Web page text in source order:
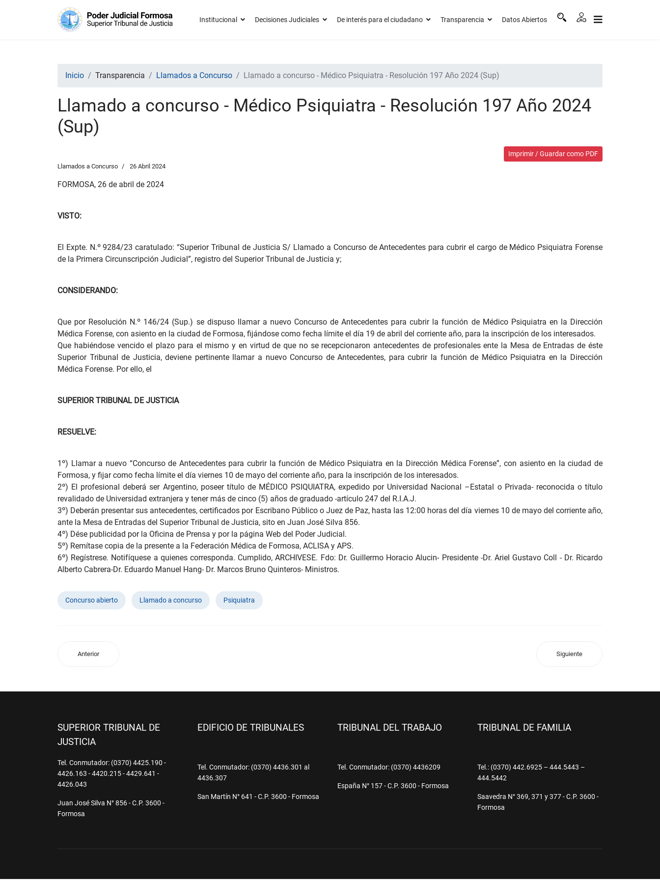
Institucional Decisiones Judiciales De interés para el ciudadano Transparencia Datos Abiertos
Inicio Transparencia Llamados a Concurso Llamado a concurso - Médico Psiquiatra - Resolución 197 Año 2024 (Sup)
Llamado a concurso - Médico Psiquiatra - Resolución 197 Año 2024
(Sup)
Imprimir / Guardar como PDF
Llamados a Concurso 26 Abril 2024
FORMOSA, 26 de abril de 2024
VISTO:
El Expte. N.º 9284/23 caratulado: “Superior Tribunal de Justicia S/ Llamado a Concurso de Antecedentes para cubrir el cargo de Médico Psiquiatra Forense
de la Primera Circunscripción Judicial”, registro del Superior Tribunal de Justicia y;
CONSIDERANDO:
Que por Resolución N.º 146/24 (Sup.) se dispuso llamar a nuevo Concurso de Antecedentes para cubrir la función de Médico Psiquiatra en la Dirección
Médica Forense, con asiento en la ciudad de Formosa, fijándose como fecha límite el día 19 de abril del corriente año, para la inscripción de los interesados.
Que habiéndose vencido el plazo para el mismo y en virtud de que no se recepcionaron antecedentes de profesionales ente la Mesa de Entradas de éste
Superior Tribunal de Justicia, deviene pertinente llamar a nuevo Concurso de Antecedentes, para cubrir la función de Médico Psiquiatra en la Dirección
Médica Forense. Por ello, el
SUPERIOR TRIBUNAL DE JUSTICIA
RESUELVE:
1º) Llamar a nuevo “Concurso de Antecedentes para cubrir la función de Médico Psiquiatra en la Dirección Médica Forense”, con asiento en la ciudad de
Formosa, y fijar como fecha límite el día viernes 10 de mayo del corriente año, para la inscripción de los interesados.
2º) El profesional deberá ser Argentino, poseer título de MÉDICO PSIQUIATRA, expedido por Universidad Nacional –Estatal o Privada- reconocida o título
revalidado de Universidad extranjera y tener más de cinco (5) años de graduado -artículo 247 del R.I.A.J.
3º) Deberán presentar sus antecedentes, certificados por Escribano Público o Juez de Paz, hasta las 12:00 horas del día viernes 10 de mayo del corriente año,
ante la Mesa de Entradas del Superior Tribunal de Justicia, sito en Juan José Silva 856.
4º) Dése publicidad por la Oficina de Prensa y por la página Web del Poder Judicial.
5º) Remítase copia de la presente a la Federación Médica de Formosa, ACLISA y APS.
6º) Regístrese. Notifíquese a quienes corresponda. Cumplido, ARCHIVESE. Fdo: Dr. Guillermo Horacio Alucin- Presidente -Dr. Ariel Gustavo Coll - Dr. Ricardo
Alberto Cabrera-Dr. Eduardo Manuel Hang- Dr. Marcos Bruno Quinteros- Ministros.
Concurso abierto Llamado a concurso Psiquiatra
Anterior Siguiente
SUPERIOR TRIBUNAL DE
JUSTICIA
Tel. Conmutador: (0370) 4425.190 -
4426.163 - 4420.215 - 4429.641 -
4426.043
Juan José Silva N° 856 - C.P. 3600 -
Formosa
EDIFICIO DE TRIBUNALES
Tel. Conmutador: (0370) 4436.301 al
4436.307
San Martín N° 641 - C.P. 3600 - Formosa
TRIBUNAL DEL TRABAJO
Tel. Conmutador: (0370) 4436209
España N° 157 - C.P. 3600 - Formosa
TRIBUNAL DE FAMILIA
Tel.: (0370) 442.6925 – 444.5443 –
444.5442
Saavedra N° 369, 371 y 377 - C.P. 3600 -
Formosa